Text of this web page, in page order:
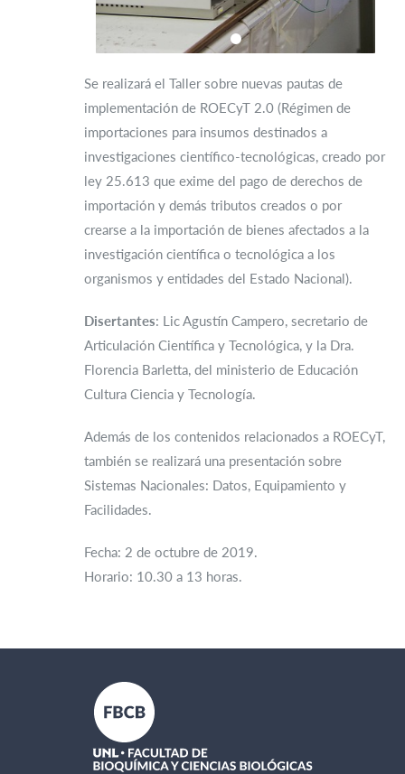
Se realizará el Taller sobre nuevas pautas de
implementación de ROECyT 2.0 (Régimen de
importaciones para insumos destinados a
investigaciones científico-tecnológicas, creado por
ley 25.613 que exime del pago de derechos de
importación y demás tributos creados o por
crearse a la importación de bienes afectados a la
investigación científica o tecnológica a los
organismos y entidades del Estado Nacional).
Disertantes: Lic Agustín Campero, secretario de
Articulación Científica y Tecnológica, y la Dra.
Florencia Barletta, del ministerio de Educación
Cultura Ciencia y Tecnología.
Además de los contenidos relacionados a ROECyT,
también se realizará una presentación sobre
Sistemas Nacionales: Datos, Equipamiento y
Facilidades.
Fecha: 2 de octubre de 2019.
Horario: 10.30 a 13 horas.